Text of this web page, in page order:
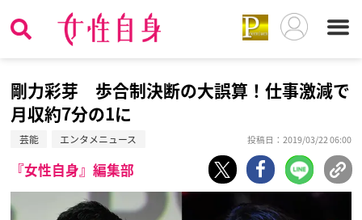
剛力彩芽 歩合制決断の大誤算！仕事激減で
月収約7分の1に
芸能 エンタメニュース 投稿日：2019/03/22 06:00
『女性自身』編集部